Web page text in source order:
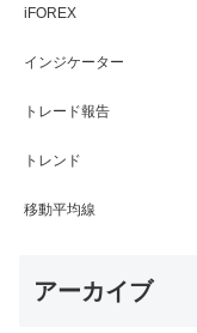
iFOREX
インジケーター
トレード報告
トレンド
移動平均線
アーカイブ